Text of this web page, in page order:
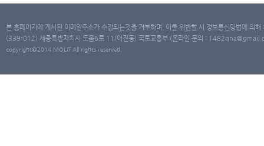
본 홈페이지에 게시된 이메일주소가 수집되는것을 거부하며, 이를 위반할 시 정보통신망법에 의
(339-012) 세종특별자치시 도움6로 11(어진동) 국토교통부 (온라인 문의 :
copyright@2014 MOLIT All rights reserved.